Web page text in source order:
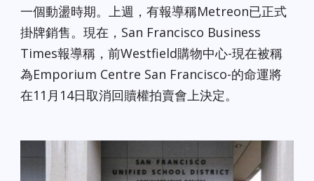
一個動盪時期。上週，有報導稱Metreon已正式
掛牌銷售。現在，San Francisco Business
Times報導稱，前Westfield購物中心-現在被稱
為Emporium Centre San Francisco-的命運將
在11月14日取消回贖權拍賣會上決定。